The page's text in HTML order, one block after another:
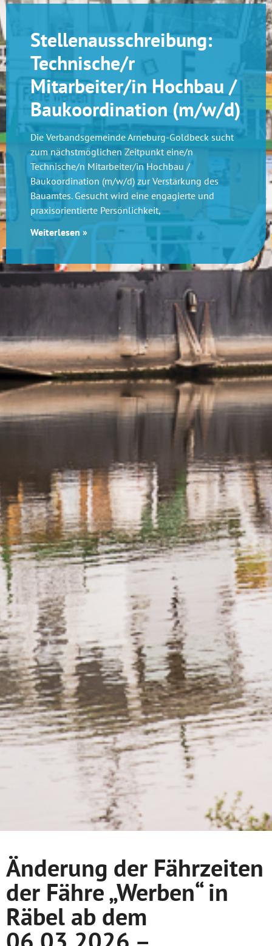
Stellenausschreibung:
Technische/r
Mitarbeiter/in Hochbau /
Baukoordination (m/w/d)
Die Verbandsgemeinde Arneburg-Goldbeck sucht
zum nächstmöglichen Zeitpunkt eine/n
Technische/n Mitarbeiter/in Hochbau /
Baukoordination (m/w/d) zur Verstärkung des
Bauamtes. Gesucht wird eine engagierte und
praxisorientierte Persönlichkeit,
Weiterlesen »
Änderung der Fährzeiten
der Fähre „Werben“ in
Räbel ab dem